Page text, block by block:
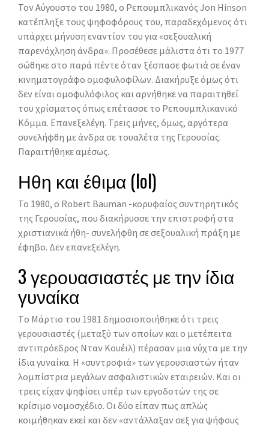
Τον Αύγουστο του 1980, ο Ρεπουμπλικανός Jon Hinson
κατέπληξε τους ψηφοφόρους του, παραδεχόμενος ότι
υπάρχει μήνυση εναντίον του για «σεξουαλική
παρενόχληση άνδρα». Προσέθεσε μάλιστα ότι το 1977
σώθηκε στο παρά πέντε όταν ξέσπασε φωτιά σε έναν
κινηματογράφο ομοφυλοφίλων. Διακήρυξε όμως ότι
δεν είναι ομοφυλόφιλος και αρνήθηκε να παραιτηθεί
του χρίσματος όπως επέτασσε το Ρεπουμπλικανικό
Κόμμα. Eπανεξελέγη. Τρεις μήνες, όμως, αργότερα
συνελήφθη με άνδρα σε τουαλέτα της Γερουσίας.
Παραιτήθηκε αμέσως.
Ηθη και έθιμα (lol)
Το 1980, ο Robert Bauman -κορυφαίος συντηρητικός
της Γερουσίας, που διακήρυσσε την επιστροφή στα
χριστιανικά ήθη- συνελήφθη σε σεξουαλική πράξη με
έφηβο. Δεν επανεξελέγη.
3 γερουασιαστές με την ίδια
γυναίκα
Tο Mάρτιο του 1981 δημοσιοποιήθηκε ότι τρεις
γερουσιαστές (μεταξύ των οποίων και ο μετέπειτα
αντιπρόεδρος Νταν Κουέιλ) πέρασαν μια νύχτα με την
ίδια γυναίκα. H «συντροφιά» των γερουσιαστών ήταν
λομπίστρια μεγάλων ασφαλιστικών εταιρειών. Kαι οι
τρεις είχαν ψηφίσει υπέρ των εργοδοτών της σε
κρίσιμο νομοσχέδιο. Oι δύο είπαν πως απλώς
κοιμήθηκαν εκεί και δεν «αντάλλαξαν σεξ για ψήφους